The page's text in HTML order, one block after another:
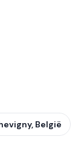
België